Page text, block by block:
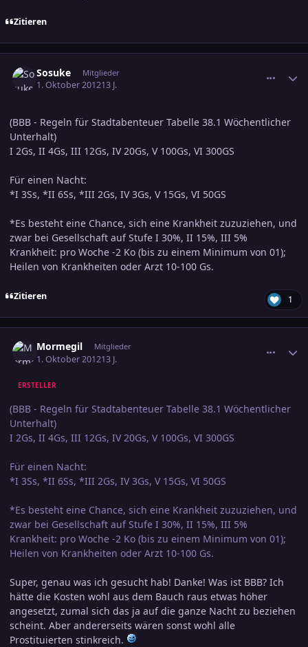
Zitieren
Sosuke Mitglieder
1. Oktober 201213 J.
(BBB - Regeln für Stadtabenteuer Tabelle 38.1 Wöchentlicher
Unterhalt)
I 2Gs, II 4Gs, III 12Gs, IV 20Gs, V 100Gs, VI 300GS
Für einen Nacht:
*I 3Ss, *II 6Ss, *III 2Gs, IV 3Gs, V 15Gs, VI 50GS
*Es besteht eine Chance, sich eine Krankheit zuzuziehen, und
zwar bei Gesellschaft auf Stufe I 30%, II 15%, III 5%
Krankheit: pro Woche -2 Ko (bis zu einem Minimum von 01);
Heilen von Krankheiten oder Arzt 10-100 Gs.
Zitieren 1
Mormegil Mitglieder
1. Oktober 201213 J.
ERSTELLER
(BBB - Regeln für Stadtabenteuer Tabelle 38.1 Wöchentlicher
Unterhalt)
I 2Gs, II 4Gs, III 12Gs, IV 20Gs, V 100Gs, VI 300GS
Für einen Nacht:
*I 3Ss, *II 6Ss, *III 2Gs, IV 3Gs, V 15Gs, VI 50GS
*Es besteht eine Chance, sich eine Krankheit zuzuziehen, und
zwar bei Gesellschaft auf Stufe I 30%, II 15%, III 5%
Krankheit: pro Woche -2 Ko (bis zu einem Minimum von 01);
Heilen von Krankheiten oder Arzt 10-100 Gs.
Super, genau was ich gesucht hab! Danke! Was ist BBB? Ich
hätte die Kosten wohl aus dem Bauch raus etwas höher
angesetzt, zumal sich das ja auf die ganze Nacht zu beziehen
scheint. Aber andererseits wären sonst wohl alle
Prostituierten stinkreich.